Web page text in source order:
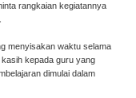
rangkaian kegiatannya
menyisakan waktu selama
kepada guru yang
dimulai dalam